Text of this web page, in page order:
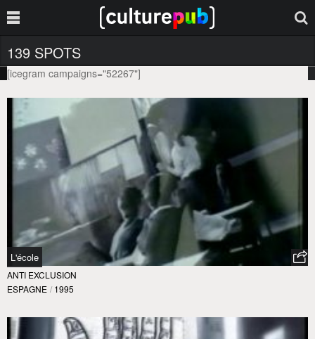
139 SPOTS
[icegram campaigns="52267"]
L'école
ANTI EXCLUSION
ESPAGNE / 1995